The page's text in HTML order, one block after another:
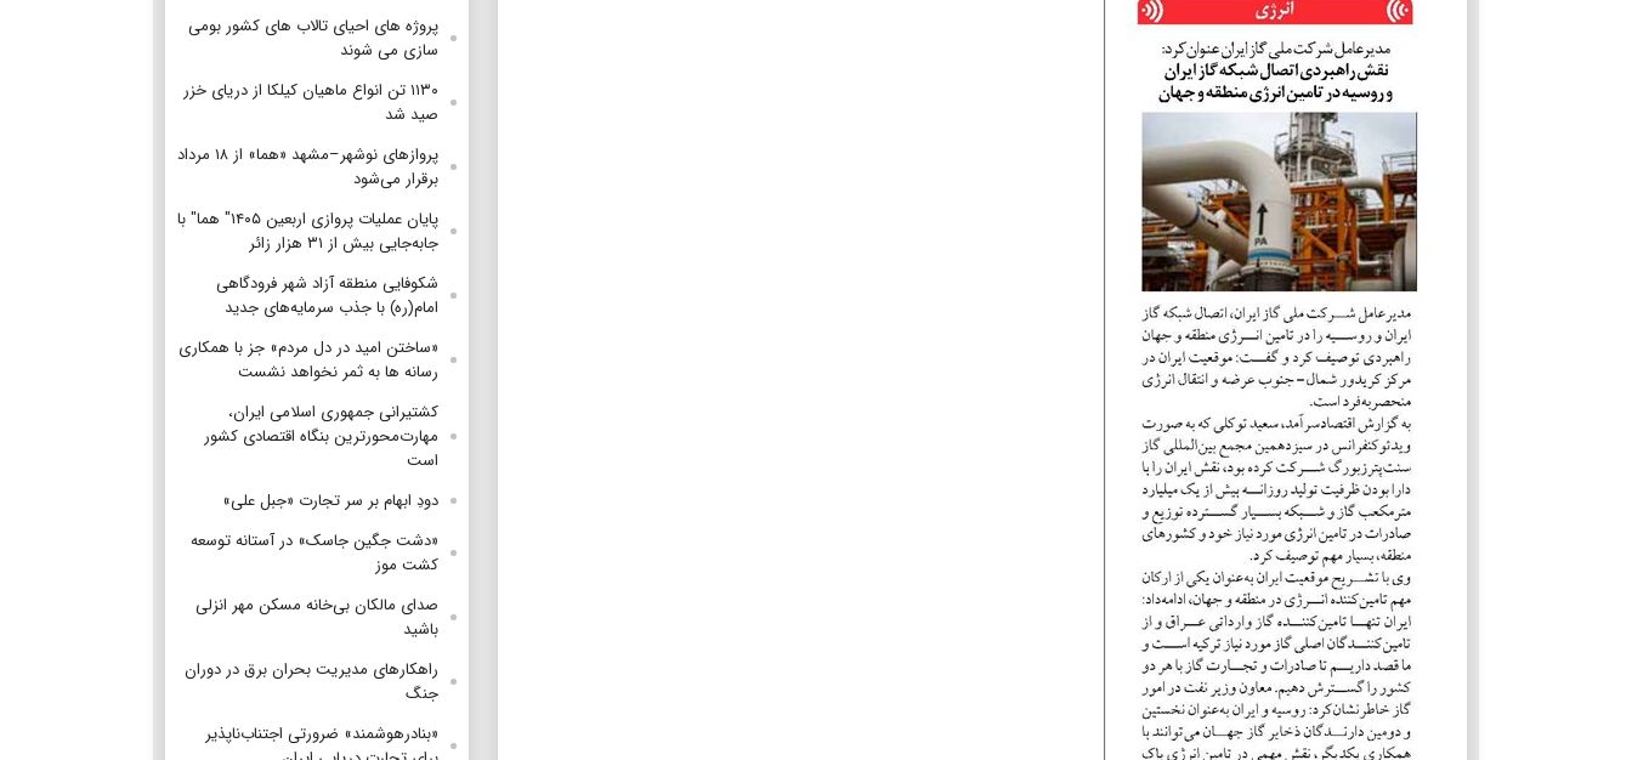
پروژه های احیای تالاب های کشور بومی
سازی می شوند
۱۱۳۰ تن انواع ماهیان کیلکا از دریای خزر
صید شد
پروازهای نوشهر–مشهد «هما» از ۱۸ مرداد
برقرار می‌شود
پایان عملیات پروازی اربعین ۱۴۰۵" هما" با
جابه‌جایی بیش از ۳۱ هزار زائر
شکوفایی منطقه آزاد شهر فرودگاهی
امام(ره) با جذب سرمایه‌های جدید
«ساختن امید در دل مردم» جز با همکاری
رسانه ها به ثمر نخواهد نشست
کشتیرانی جمهوری اسلامی ایران،
مهارت‌محورترین بنگاه اقتصادی کشور
است
دودِ ابهام بر سر تجارت «جبل علی»
«دشت جگین جاسک» در آستانه توسعه
کشت موز
صدای مالکان بی‌خانه مسکن مهر انزلی
باشید
راهکارهای مدیریت بحران برق در دوران
جنگ
«بنادرهوشمند» ضرورتی اجتناب‌ناپذیر